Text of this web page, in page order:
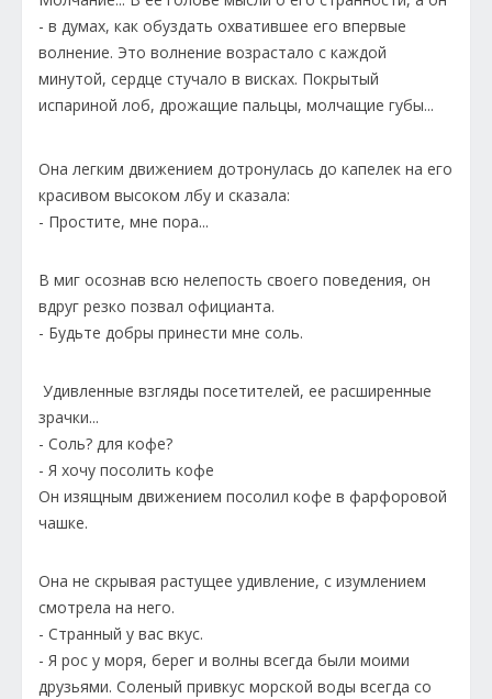
- в думах, как обуздать охватившее его впервые
волнение. Это волнение возрастало с каждой
минутой, сердце стучало в висках. Покрытый
испариной лоб, дрожащие пальцы, молчащие губы...
Она легким движением дотронулась до капелек на его
красивом высоком лбу и сказала:
- Простите, мне пора...
В миг осознав всю нелепость своего поведения, он
вдруг резко позвал официанта.
- Будьте добры принести мне соль.
Удивленные взгляды посетителей, ее расширенные
зрачки...
- Соль? для кофе?
- Я хочу посолить кофе
Он изящным движением посолил кофе в фарфоровой
чашке.
Она не скрывая растущее удивление, с изумлением
смотрела на него.
- Странный у вас вкус.
- Я рос у моря, берег и волны всегда были моими
друзьями. Соленый привкус морской воды всегда со